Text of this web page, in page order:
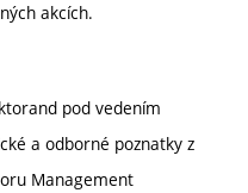
akcích.
pod vedením
a odborné poznatky z
Management